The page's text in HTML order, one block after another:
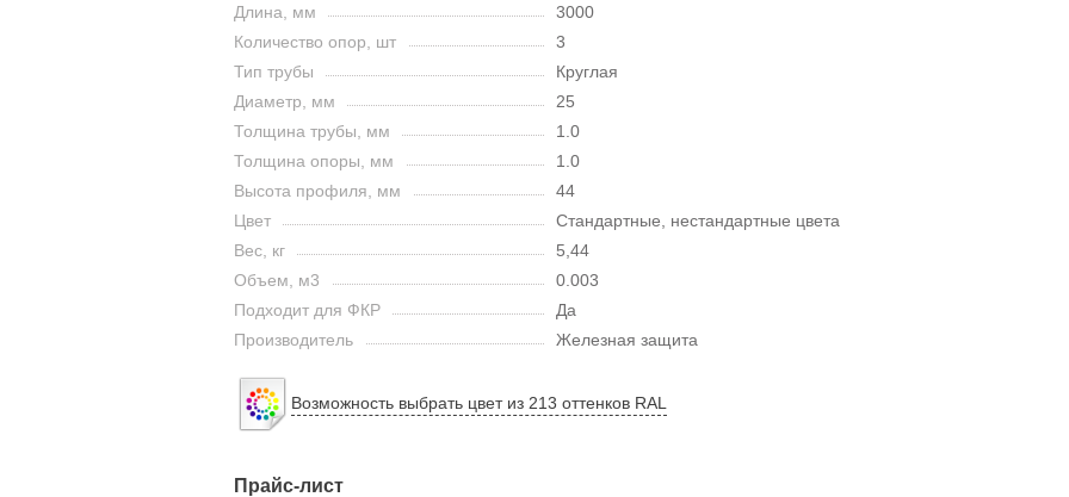
Длина, мм
3000
Количество опор, шт
3
Тип трубы
Круглая
Диаметр, мм
25
Толщина трубы, мм
1.0
Толщина опоры, мм
1.0
Высота профиля, мм
44
Цвет
Стандартные, нестандартные цвета
Вес, кг
5,44
Объем, м3
0.003
Подходит для ФКР
Да
Производитель
Железная защита
Возможность выбрать цвет из 213 оттенков RAL
Прайс-лист